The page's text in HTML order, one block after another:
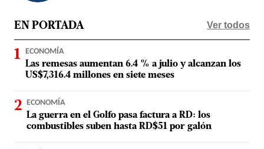
EN PORTADA Ver todos
ECONOMÍA
Las remesas aumentan 6.4 % a julio y alcanzan los
US$7,316.4 millones en siete meses
ECONOMÍA
La guerra en el Golfo pasa factura a RD: los
combustibles suben hasta RD$51 por galón